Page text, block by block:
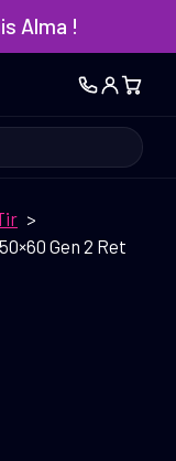
Alma !
Gen 2 Ret